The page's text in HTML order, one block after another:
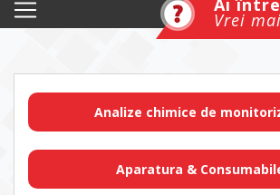
Ai
Vrei
Analize chimice de
Aparatura &